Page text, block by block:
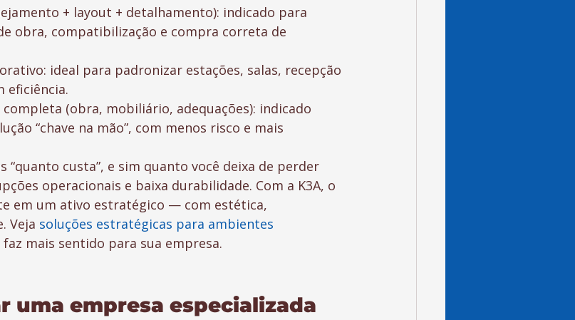
+ layout + detalhamento): indicado para
obra, compatibilização e compra correta de
ideal para padronizar estações, salas, recepção
eficiência.
(obra, mobiliário, adequações): indicado
“chave na mão”, com menos risco e mais
“quanto custa”, e sim quanto você deixa de perder
operacionais e baixa durabilidade. Com a K3A, o
em um ativo estratégico — com estética,
Veja soluções estratégicas para ambientes
mais sentido para sua empresa.
uma empresa especializada